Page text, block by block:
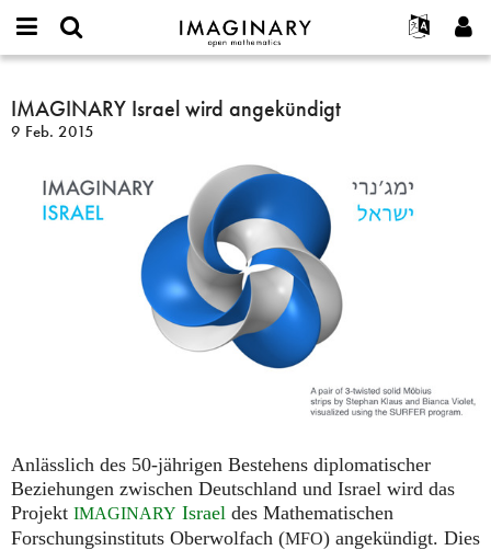
IMAGINARY
open
Français
한국어
Español
Türkçe
Programme
Hands-on
Filme
Texte
Ausstellungen
Mehr...
Projekte
Kontakt
or
username
Passwort
Neues Benutzerkonto erstellen
Neues Passwort anfordern
Suche
IMAGINARY
Israel
wird
IMAGINARY Israel wird angekündigt
9 Feb. 2015
Anlässlich des 50-jährigen Bestehens diplomatischer
Beziehungen zwischen Deutschland und Israel wird das
Projekt IMAGINARY Israel des Mathematischen
Forschungsinstituts Oberwolfach (MFO) angekündigt. Dies